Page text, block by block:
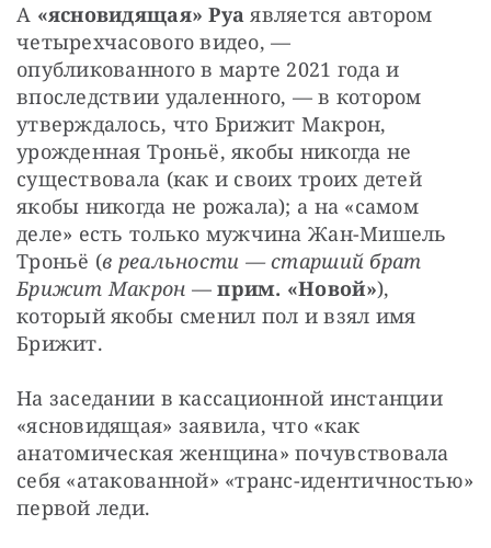
А «ясновидящая» Руа является автором
четырехчасового видео, —
опубликованного в марте 2021 года и
впоследствии удаленного, — в котором
утверждалось, что Брижит Макрон,
урожденная Троньё, якобы никогда не
существовала (как и своих троих детей
якобы никогда не рожала); а на «самом
деле» есть только мужчина Жан-Мишель
Троньё (в реальности — старший брат
Брижит Макрон — прим. «Новой»),
который якобы сменил пол и взял имя
Брижит.
На заседании в кассационной инстанции
«ясновидящая» заявила, что «как
анатомическая женщина» почувствовала
себя «атакованной» «транс-идентичностью»
первой леди.